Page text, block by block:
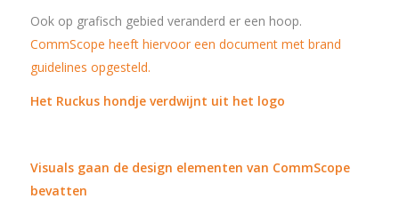
Ook op grafisch gebied veranderd er een hoop.
CommScope heeft hiervoor een document met brand
guidelines opgesteld.
Het Ruckus hondje verdwijnt uit het logo
Visuals gaan de design elementen van CommScope
bevatten